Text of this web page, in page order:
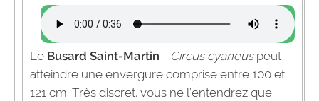
Le Busard Saint-Martin - Circus cyaneus peut
atteindre une envergure comprise entre 100 et
121 cm. Très discret, vous ne l'entendrez que